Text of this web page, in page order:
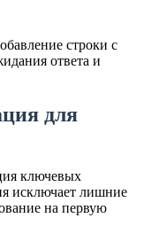
строки с
ответа и
для
ключевых
исключает лишние
на первую